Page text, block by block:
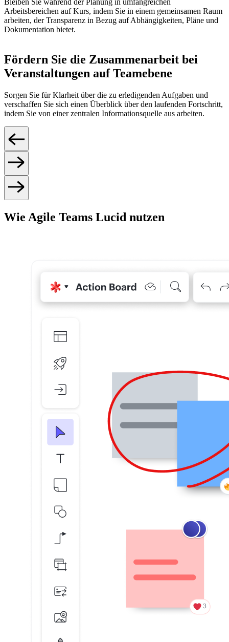
Arbeitsbereichen auf Kurs, indem Sie in einem gemeinsamen Raum
arbeiten, der Transparenz in Bezug auf Abhängigkeiten, Pläne und
Dokumentation bietet.
Fördern Sie die Zusammenarbeit bei
Veranstaltungen auf Teamebene
Sorgen Sie für Klarheit über die zu erledigenden Aufgaben und
verschaffen Sie sich einen Überblick über den laufenden Fortschritt,
indem Sie von einer zentralen Informationsquelle aus arbeiten.
Wie Agile Teams Lucid nutzen